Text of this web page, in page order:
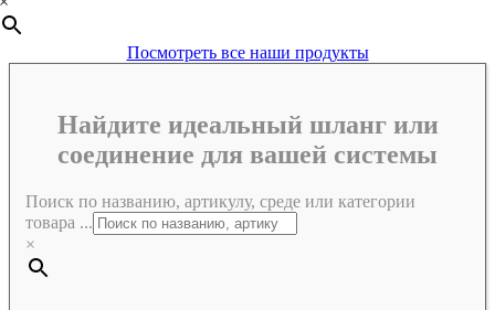
Посмотреть все наши продукты
Найдите идеальный шланг или
соединение для вашей системы
Поиск по названию, артикулу, среде или категории
товара ...
×